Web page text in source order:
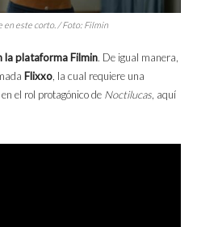
en este corto. / Foto: Filmin
la plataforma Filmin. De igual manera,
Flixxo, la cual requiere una
el rol protagónico de Noctilucas, aquí